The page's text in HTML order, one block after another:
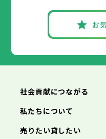
お
社会貢献につながる
私たちについて
売りたい貸したい